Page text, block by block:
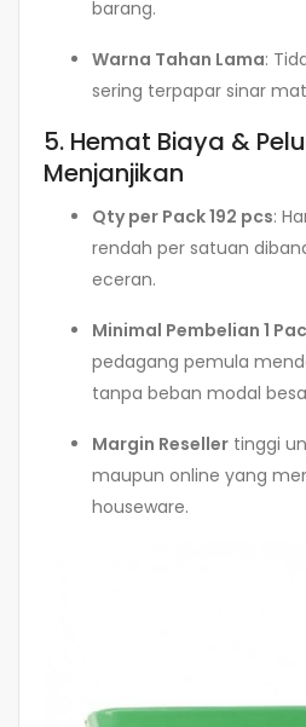
barang.
Warna Tahan Lama:
sering terpapar sinar
5. Hemat Biaya &
Menjanjikan
Qty per Pack 192 pcs:
rendah per satuan
eceran.
Minimal Pembelian 1
pedagang pemula
tanpa beban modal
Margin Reseller tinggi
maupun online yang
houseware.